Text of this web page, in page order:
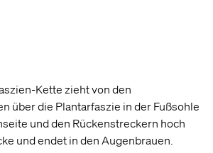
Kette zieht von den
über die Plantarfaszie in der Fußsohle
und den Rückenstreckern hoch
und endet in den Augenbrauen.